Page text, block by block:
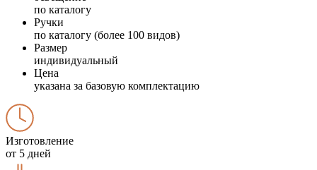
по каталогу
Ручки
по каталогу (более 100 видов)
Размер
индивидуальный
Цена
указана за базовую комплектацию
Изготовление
от 5 дней